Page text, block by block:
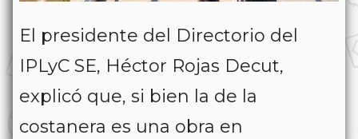
El presidente del Directorio del
IPLyC SE, Héctor Rojas Decut,
explicó que, si bien la de la
costanera es una obra en